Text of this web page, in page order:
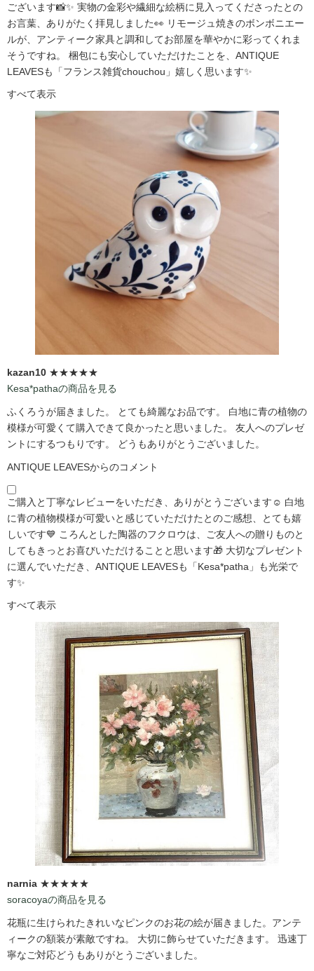
ございます📸✨ 実物の金彩や繊細な絵柄に見入ってくださったとの
お言葉、ありがたく拝見しました👀 リモージュ焼きのボンボニエー
ルが、アンティーク家具と調和してお部屋を華やかに彩ってくれま
そうですね。 梱包にも安心していただけたことを、ANTIQUE
LEAVESも「フランス雑貨chouchou」嬉しく思います✨
すべて表示
kazan10 ★★★★★
Kesa*pathaの商品を見る
ふくろうが届きました。 とても綺麗なお品です。 白地に青の植物の
模様が可愛くて購入できて良かったと思いました。 友人へのプレゼ
ントにするつもりです。 どうもありがとうございました。
ANTIQUE LEAVESからのコメント
ご購入と丁寧なレビューをいただき、ありがとうございます☺️ 白地
に青の植物模様が可愛いと感じていただけたとのご感想、とても嬉
しいです💙 ころんとした陶器のフクロウは、ご友人への贈りものと
してもきっとお喜びいただけることと思います🎁 大切なプレゼント
に選んでいただき、ANTIQUE LEAVESも「Kesa*patha」も光栄で
す✨
すべて表示
narnia ★★★★★
soracoyaの商品を見る
花瓶に生けられたきれいなピンクのお花の絵が届きました。アンテ
ィークの額装が素敵ですね。 大切に飾らせていただきます。 迅速丁
寧なご対応どうもありがとうございました。